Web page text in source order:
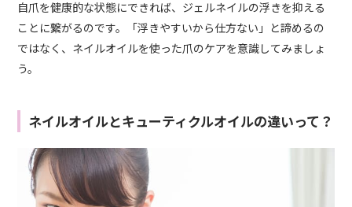
自爪を健康的な状態にできれば、ジェルネイルの浮きを抑える
ことに繋がるのです。「浮きやすいから仕方ない」と諦めるの
ではなく、ネイルオイルを使った爪のケアを意識してみましょ
う。
ネイルオイルとキューティクルオイルの違いって？